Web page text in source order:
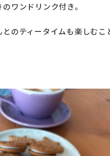
ワンドリンク付き。
とのティータイムも楽しむこ